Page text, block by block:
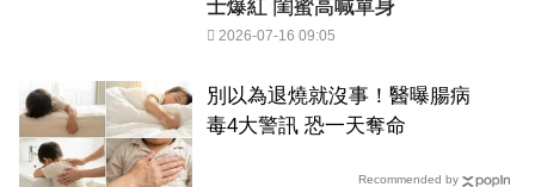
士爆紅 閨蜜高喊單身
2026-07-16 09:05
別以為退燒就沒事！醫曝腸病
毒4大警訊 恐一天奪命
Recommended by